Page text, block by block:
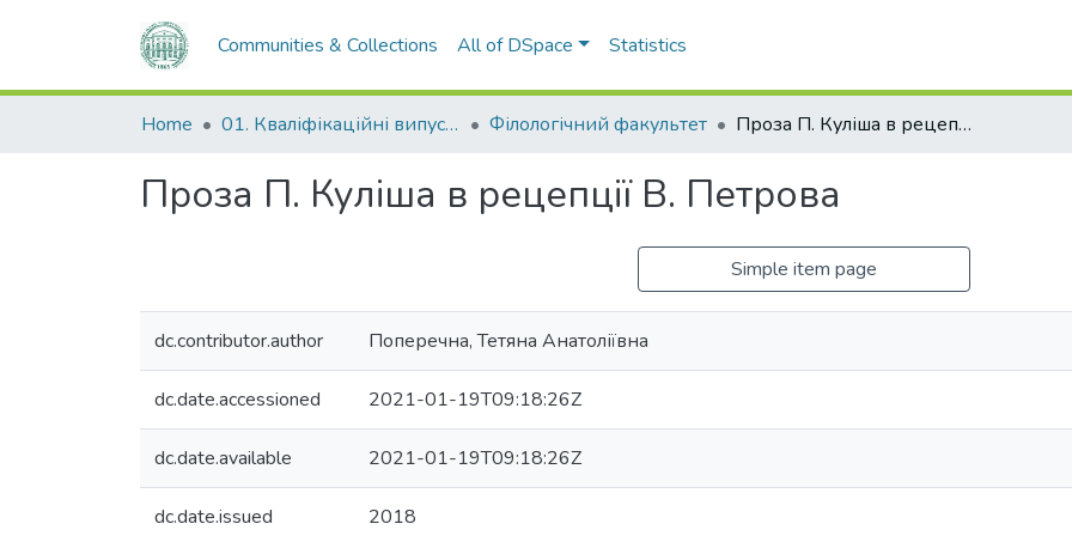
Communities & Collections All of DSpace Statistics
Home 01. Кваліфікаційні випускні роботи здобувачів вищої освіти Філологічний факультет Проза П. Куліша в рецепції В. Петрова
Проза П. Куліша в рецепції В. Петрова
Simple item page
dc.contributor.author Поперечна, Тетяна Анатоліївна
dc.date.accessioned 2021-01-19T09:18:26Z
dc.date.available 2021-01-19T09:18:26Z
dc.date.issued 2018